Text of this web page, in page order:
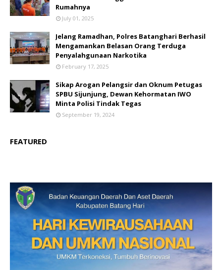
Rumahnya
July 01, 2025
Jelang Ramadhan, Polres Batanghari Berhasil
Mengamankan Belasan Orang Terduga
Penyalahgunaan Narkotika
February 17, 2025
Sikap Arogan Pelangsir dan Oknum Petugas
SPBU Sijunjung, Dewan Kehormatan IWO
Minta Polisi Tindak Tegas
September 19, 2024
FEATURED